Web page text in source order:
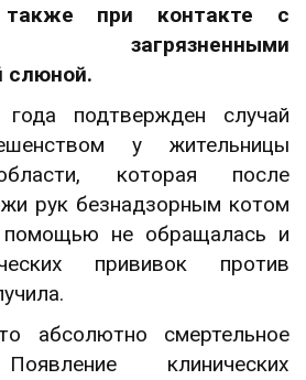
при контакте с
загрязненными
слюной.
подтвержден случай
у жительницы
которая после
рук безнадзорным котом
помощью не обращалась и
прививок против
абсолютно смертельное
клинических